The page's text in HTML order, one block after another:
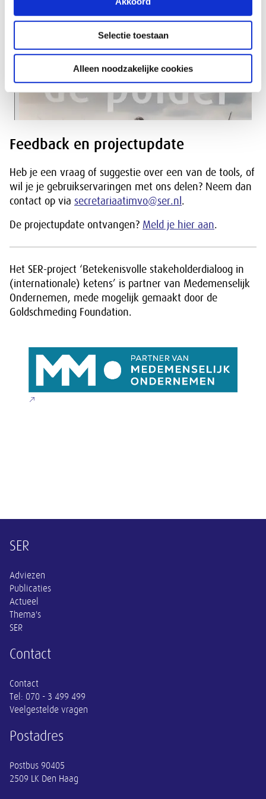
Selectie toestaan
Alleen noodzakelijke cookies
Feedback en projectupdate
Heb je een vraag of suggestie over een van de tools, of
wil je je gebruikservaringen met ons delen? Neem dan
contact op via secretariaatimvo@ser.nl .
De projectupdate ontvangen? Meld je hier aan.
Het SER-project ‘Betekenisvolle stakeholderdialoog in
(internationale) ketens’ is partner van Medemenselijk
Ondernemen, mede mogelijk gemaakt door de
Goldschmeding Foundation.
Overige informatie
SER
Adviezen
Publicaties
Actueel
Thema's
SER
Contact
Contact
Tel: 070 - 3 499 499
Veelgestelde vragen
Postadres
Postbus 90405
2509 LK Den Haag